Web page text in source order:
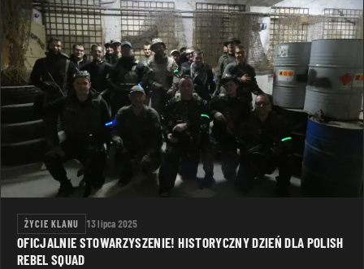
ŻYCIE KLANU 13 lipca 2025
OFICJALNIE STOWARZYSZENIE! HISTORYCZNY DZIEŃ DLA POLISH
REBEL SQUAD